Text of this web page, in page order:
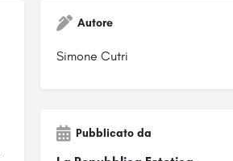
Autore
Simone Cutri
Pubblicato da